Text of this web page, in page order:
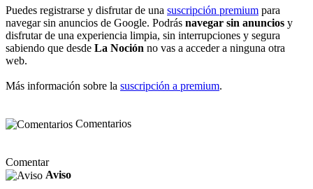
Puedes registrarse y disfrutar de una suscripción premium para
navegar sin anuncios de Google. Podrás navegar sin anuncios y
disfrutar de una experiencia limpia, sin interrupciones y segura
sabiendo que desde La Noción no vas a acceder a ninguna otra
web.
Más información sobre la suscripción a premium.
Comentarios
Comentar
Aviso